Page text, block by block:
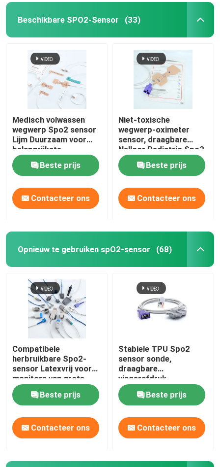
Beschikbare SPO2-Sensor (33)
Medisch volwassen
wegwerp Spo2 sensor
Lijm Duurzaam voor
belangrijkste
merkmonitors
Beste prijs
Contacteer ons
Niet-toxische
wegwerp-oximeter
sensor, draagbare
Nellcor Pediatric Spo2
sensor.
Beste prijs
Contacteer ons
Opnieuw te gebruiken spO2-sensor (68)
Compatibele
herbruikbare Spo2-
sensor Latexvrij voor
monitors van grote
merken
Beste prijs
Contacteer ons
Stabiele TPU Spo2
sensor sonde,
draagbare
vingerafdruk
pulsoximeter
Beste prijs
Contacteer ons